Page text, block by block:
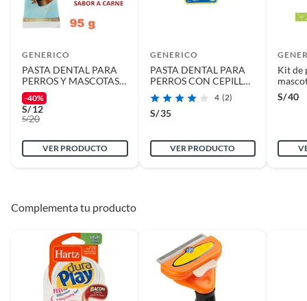
deberá contar con todos sus accesorios, manuales de uso y con el
empaque original en perfectas condiciones (sin rayas, piquetes,
abolladuras, manchas, etc.).
GENERICO
PASTA DENTAL PARA
PERROS Y MASCOTAS
DENTAL CARE x 95g
-40%
S/12
S/20
VER PRODUCTO
GENERICO
PASTA DENTAL PARA
PERROS CON CEPILLO
DENTOPET MASCOTAS
4 (2)
S/35
VER PRODUCTO
Kit de
S/40
Complementa tu producto